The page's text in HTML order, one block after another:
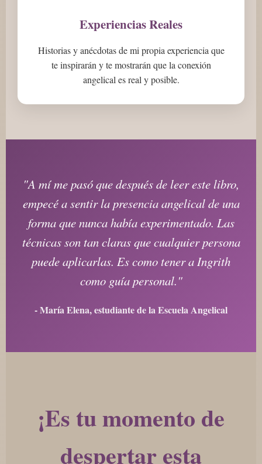
Experiencias Reales
Historias y anécdotas de mi propia experiencia que
te inspirarán y te mostrarán que la conexión
angelical es real y posible.
"A mí me pasó que después de leer este libro,
empecé a sentir la presencia angelical de una
forma que nunca había experimentado. Las
técnicas son tan claras que cualquier persona
puede aplicarlas. Es como tener a Ingrith
como guía personal."
- María Elena, estudiante de la Escuela Angelical
¡Es tu momento de
despertar esta